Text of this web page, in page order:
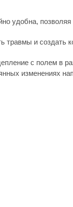
удобна,
травмы и создать
с полем в
изменениях